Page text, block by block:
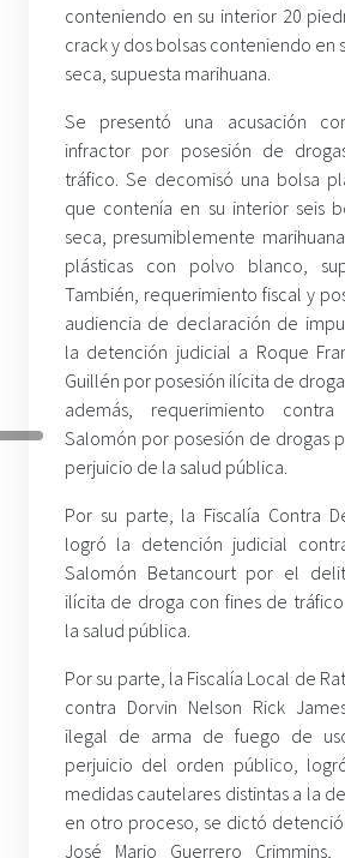
conteniendo en su interior 20
crack y dos bolsas conteniendo en
seca, supuesta marihuana.
Se presentó una acusación
infractor por posesión de
tráfico. Se decomisó una bolsa
que contenía en su interior seis
seca, presumiblemente
plásticas con polvo blanco,
También, requerimiento fiscal y
audiencia de declaración de
la detención judicial a Roque
Guillén por posesión ilícita de
además, requerimiento
Salomón por posesión de drogas
perjuicio de la salud pública.
Por su parte, la Fiscalía Contra
logró la detención judicial
Salomón Betancourt por el
ilícita de droga con fines de
la salud pública.
Por su parte, la Fiscalía Local de
contra Dorvin Nelson Rick
ilegal de arma de fuego de
perjuicio del orden público,
medidas cautelares distintas a la
en otro proceso, se dictó
José Mario Guerrero